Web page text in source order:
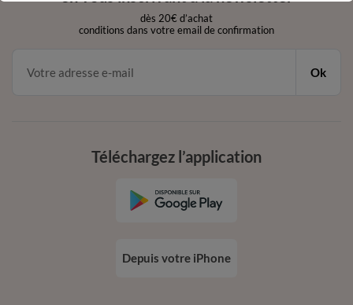
dès 20€ d’achat
conditions dans votre email de confirmation
Ok
Téléchargez l’application
Depuis votre iPhone